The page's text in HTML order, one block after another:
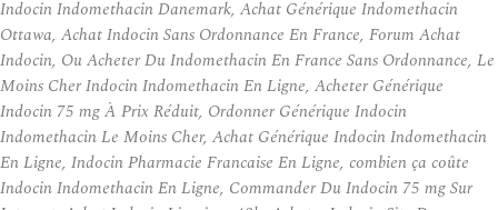
Indocin Indomethacin Danemark, Achat Générique Indomethacin
Ottawa, Achat Indocin Sans Ordonnance En France, Forum Achat
Indocin, Ou Acheter Du Indomethacin En France Sans Ordonnance, Le
Moins Cher Indocin Indomethacin En Ligne, Acheter Générique
Indocin 75 mg À Prix Réduit, Ordonner Générique Indocin
Indomethacin Le Moins Cher, Achat Générique Indocin Indomethacin
En Ligne, Indocin Pharmacie Francaise En Ligne, combien ça coûte
Indocin Indomethacin En Ligne, Commander Du Indocin 75 mg Sur